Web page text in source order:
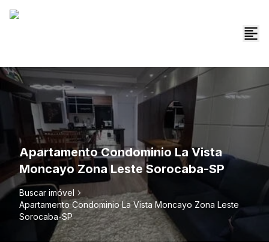
Apartamento Condominio La Vista
Moncayo Zona Leste Sorocaba-SP
Buscar imóvel
Apartamento Condominio La Vista Moncayo Zona Leste
Sorocaba-SP